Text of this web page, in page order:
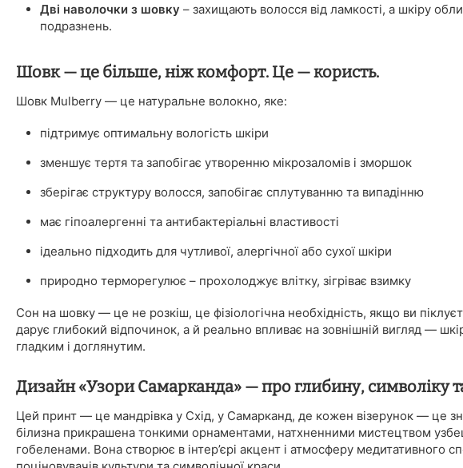
Дві наволочки з шовку – захищають волосся від ламкості, а шкіру
подразнень.
Шовк — це більше, ніж комфорт. Це — користь.
Шовк Mulberry — це натуральне волокно, яке:
підтримує оптимальну вологість шкіри
зменшує тертя та запобігає утворенню мікрозаломів і зморшок
зберігає структуру волосся, запобігає сплутуванню та випадінню
має гіпоалергенні та антибактеріальні властивості
ідеально підходить для чутливої, алергічної або сухої шкіри
природно терморегулює – прохолоджує влітку, зігріває взимку
Сон на шовку — це не розкіш, це фізіологічна необхідність, якщо ви
дарує глибокий відпочинок, а й реально впливає на зовнішній вигляд —
гладким і доглянутим.
Дизайн «Узори Самарканда» — про глибину, символіку
Цей принт — це мандрівка у Схід, у Самарканд, де кожен візерунок — це
білизна прикрашена тонкими орнаментами, натхненними мистецтвом
гобеленами. Вона створює в інтер’єрі акцент і атмосферу медитативного